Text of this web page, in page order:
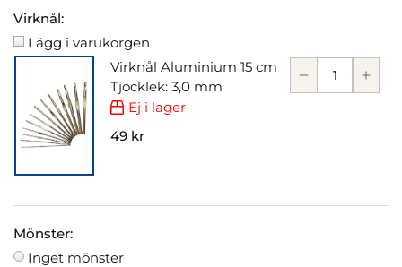
Virknål:
Lägg i varukorgen
Virknål Aluminium 15 cm
Tjocklek: 3,0 mm
Ej i lager
49 kr
Mönster:
Inget mönster